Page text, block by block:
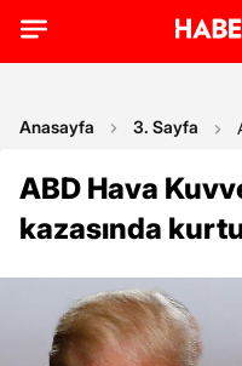
Anasayfa 3. Sayfa
ABD Hava
kazasında